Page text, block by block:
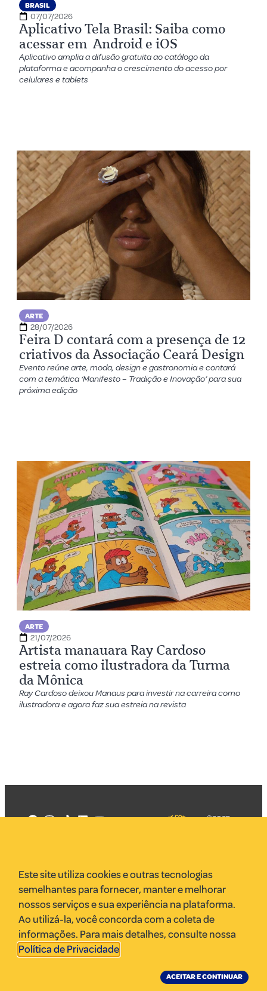
BRASIL
07/07/2026
Aplicativo Tela Brasil: Saiba como
acessar em Android e iOS
Aplicativo amplia a difusão gratuita ao catálogo da
plataforma e acompanha o crescimento do acesso por
celulares e tablets
ARTE
28/07/2026
Feira D contará com a presença de 12
criativos da Associação Ceará Design
Evento reúne arte, moda, design e gastronomia e contará
com a temática ‘Manifesto – Tradição e Inovação’ para sua
próxima edição
ARTE
21/07/2026
Artista manauara Ray Cardoso
estreia como ilustradora da Turma
da Mônica
Ray Cardoso deixou Manaus para investir na carreira como
ilustradora e agora faz sua estreia na revista
VR Assessoria
Parcerias
Envie uma pauta
Anuncie
©2025
Este site utiliza cookies e outras tecnologias
semelhantes para fornecer, manter e melhorar
nossos serviços e sua experiência na plataforma.
Ao utilizá-la, você concorda com a coleta de
informações. Para mais detalhes, consulte nossa
Política de Privacidade.
ACEITAR E CONTINUAR